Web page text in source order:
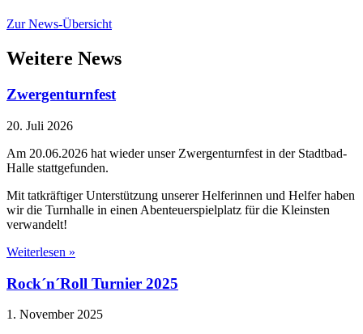
Zur News-Übersicht
Weitere News
Zwergenturnfest
20. Juli 2026
Am 20.06.2026 hat wieder unser Zwergenturnfest in der Stadtbad-
Halle stattgefunden.
Mit tatkräftiger Unterstützung unserer Helferinnen und Helfer haben
wir die Turnhalle in einen Abenteuerspielplatz für die Kleinsten
verwandelt!
Weiterlesen »
Rock´n´Roll Turnier 2025
1. November 2025